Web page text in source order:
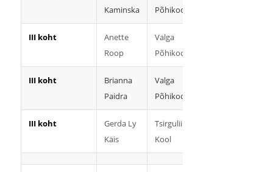
Kaminska
Põhikool
III koht
Anette
Roop
Valga
Põhikool
III koht
Brianna
Paidra
Valga
Põhikool
III koht
Gerda Ly
Käis
Tsirguliina
Kool